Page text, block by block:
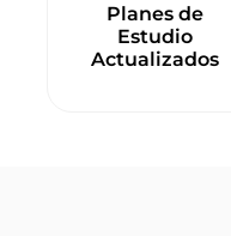
Planes de
Estudio
Actualizados